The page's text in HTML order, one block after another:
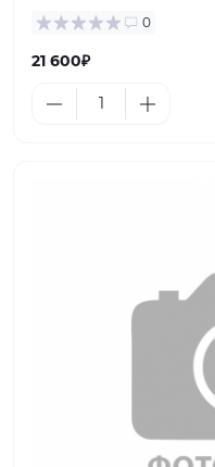
0
21 600₽